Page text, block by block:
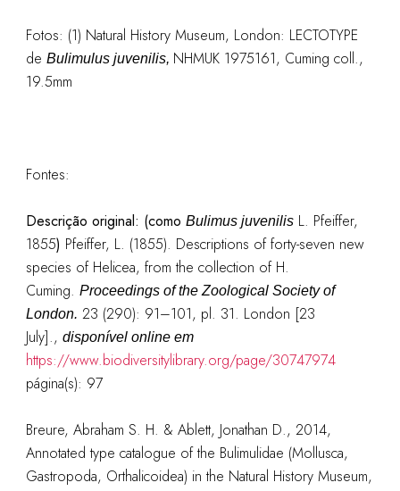
Fotos: (1) Natural History Museum, London: LECTOTYPE
de Bulimulus juvenilis, NHMUK 1975161, Cuming coll.,
19.5mm
Fontes:
Descrição original: (como Bulimus juvenilisL. Pfeiffer,
1855) Pfeiffer, L. (1855). Descriptions of forty-seven new
species of Helicea, from the collection of H.
Cuming. Proceedings of the Zoological Society of
London. 23 (290): 91–101, pl. 31. London [23
July]., disponível online em
https://www.biodiversitylibrary.org/page/30747974
página(s): 97
Breure, Abraham S. H. & Ablett, Jonathan D., 2014,
Annotated type catalogue of the Bulimulidae (Mollusca,
Gastropoda, Orthalicoidea) in the Natural History Museum,